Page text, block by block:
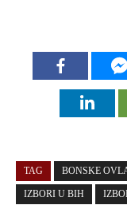
TAG BONSKE
IZBORI U BIH